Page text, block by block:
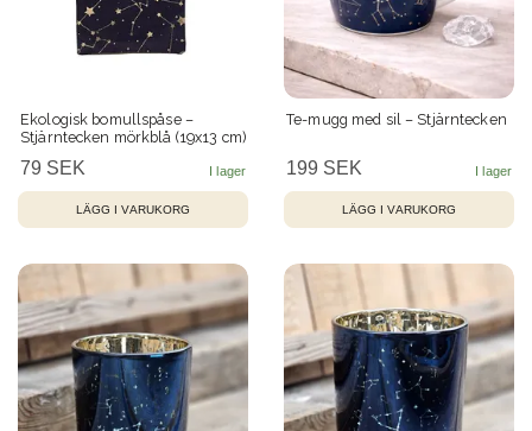
Ekologisk bomullspåse –
Stjärntecken mörkblå (19x13 cm)
79 SEK
Te-mugg med sil – Stjärntecken
199 SEK